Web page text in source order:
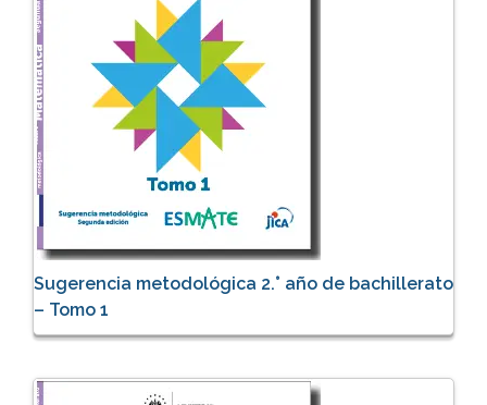
Sugerencia metodológica 2.° año de bachillerato
– Tomo 1